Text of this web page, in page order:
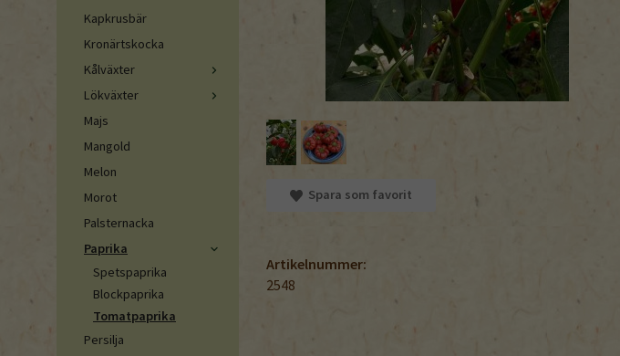
Kapkrusbär
Kronärtskocka
Kålväxter
Lökväxter
Majs
Mangold
Melon
Morot
Palsternacka
Paprika
Spetspaprika
Blockpaprika
Tomatpaprika
Persilja
Spara som favorit
Artikelnummer:
2548